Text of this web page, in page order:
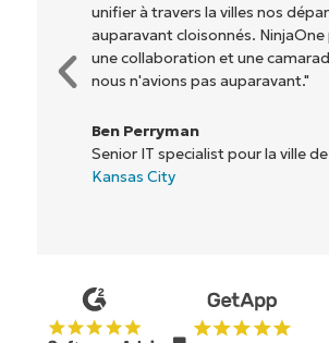
rentables. Tout le monde y
Rory McCune
Directeur informatique chezFlash
Pas de carte de crédit requise,
toutes les